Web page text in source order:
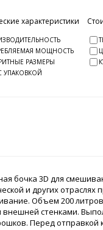
характеристики
МОЩНОСТЬ
РАЗМЕРЫ
УПАКОВКОЙ
бочка 3D для
и других отраслях
Объем 200
внешней стенками.
Перед отправкой